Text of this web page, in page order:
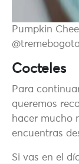
Pumpkin
@tremebogota
Cocteles
Para
queremos
hacer mucho
encuentras
Si vas en el